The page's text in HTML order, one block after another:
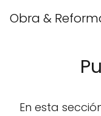
Obra &
En esta